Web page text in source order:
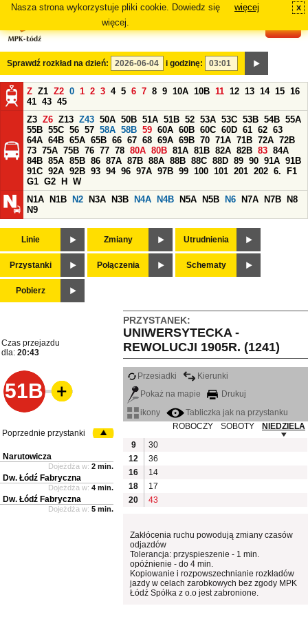
Nasza strona wykorzystuje pliki cookie. Dowiedz się
więcej.
więcej x
Sprawdź rozkład na dzień: i godzinę:
Z Z1 Z2 0 1 2 3 4 5 6 7 8 9 10A 10B 11 12 13 14 15 16
41 43 45
Z3 Z6 Z13 Z43 50A 50B 51A 51B 52 53A 53C 53B 54B 55A
55B 55C 56 57 58A 58B 59 60A 60B 60C 60D 61 62 63
64A 64B 65A 65B 66 67 68 69A 69B 70 71A 71B 72A 72B
73 75A 75B 76 77 78 80A 80B 81A 81B 82A 82B 83 84A
84B 85A 85B 86 87A 87B 88A 88B 88C 88D 89 90 91A 91B
91C 92A 92B 93 94 96 97A 97B 99 100 101 201 202 6.
F1
G1 G2 H
W
N1A
N1B N2 N3A N3B N4A N4B N5A N5B N6 N7A N7B
N8
N9
Linie Zmiany Utrudnienia
Przystanki Połączenia Schematy
Pobierz
PRZYSTANEK:
UNIWERSYTECKA -
REWOLUCJI 1905R. (1241)
Czas przejazdu
dla: 20:43
51B
Przesiadki
Kierunki
Pokaż na mapie
Drukuj
ikony
Tabliczka jak na przystanku
ROBOCZY
SOBOTY
NIEDZIELA
9
30
12
36
16
14
18
17
20
43
Zakłócenia ruchu powodują zmiany czasów
odjazdów
Tolerancja: przyspieszenie - 1 min.
opóźnienie - do 4 min.
Kopiowanie i rozpowszechnianie rozkładów
jazdy w celach zarobkowych bez zgody MPK
Łódź Spółka z o.o jest zabronione.
Poprzednie przystanki
Narutowicza
Dojeżdża w: 2 min.
Dw. Łódź Fabryczna
Dojeżdża w: 4 min.
Dw. Łódź Fabryczna
Dojeżdża w: 5 min.